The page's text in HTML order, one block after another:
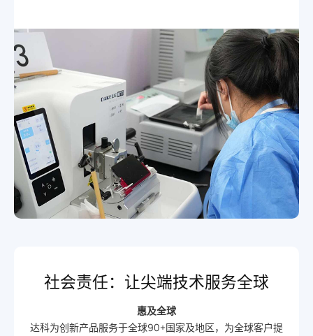
社会责任：让尖端技术服务全球
惠及全球
达科为创新产品服务于全球90+国家及地区，为全球客户提